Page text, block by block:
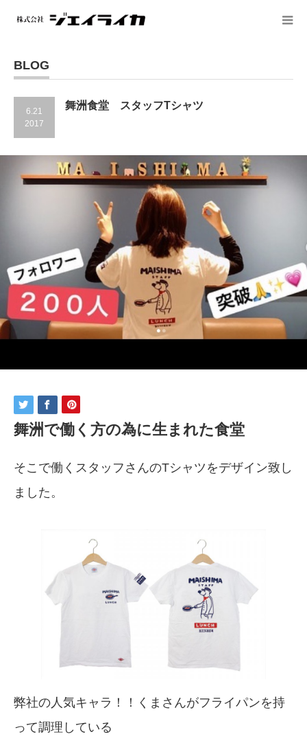
BLOG
6.21
2017
舞洲食堂 スタッフTシャツ
舞洲で働く方の為に生まれた食堂
そこで働くスタッフさんのTシャツをデザイン致し
ました。
弊社の人気キャラ！！くまさんがフライパンを持
って調理している